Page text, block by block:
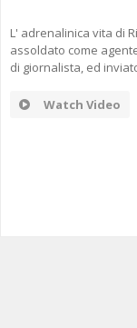
L' adrenalinica vita di
assoldato come
di giornalista, ed
Watch Video